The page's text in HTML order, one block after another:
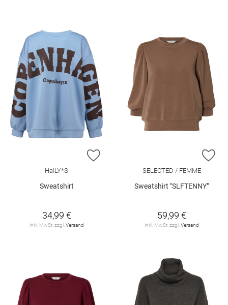
ZUR WUNSCHLISTE HINZUFÜGEN
HaILY*S
Sweatshirt
34,99 €
inkl. MwSt. zzgl. Versand
SELECTED / FEMME
Sweatshirt "SLFTENNY"
59,99 €
inkl. MwSt. zzgl. Versand